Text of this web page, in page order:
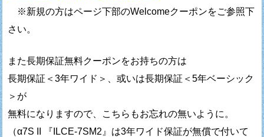
※新規の方はページ下部のWelcomeクーポンをご参照下
さい。
また長期保証無料クーポンをお持ちの方は
長期保証＜3年ワイド＞、或いは長期保証＜5年ベーシック
＞が
無料になりますので、こちらもお忘れの無いように。
（α7S II 『ILCE-7SM2』は3年ワイド保証が無償で付いて